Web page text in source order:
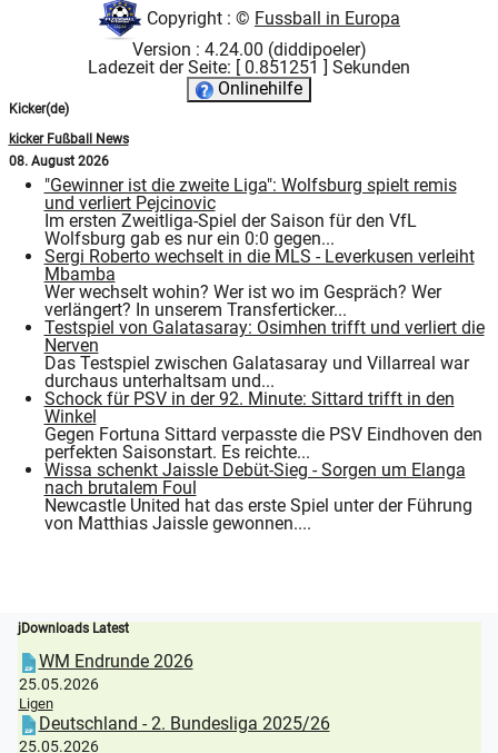
Copyright : © Fussball in Europa
Version : 4.24.00 (diddipoeler)
Ladezeit der Seite: [ 0.851251 ] Sekunden
Onlinehilfe
Kicker(de)
kicker Fußball News
08. August 2026
"Gewinner ist die zweite Liga": Wolfsburg spielt remis
und verliert Pejcinovic
Im ersten Zweitliga-Spiel der Saison für den VfL
Wolfsburg gab es nur ein 0:0 gegen...
Sergi Roberto wechselt in die MLS - Leverkusen verleiht
Mbamba
Wer wechselt wohin? Wer ist wo im Gespräch? Wer
verlängert? In unserem Transferticker...
Testspiel von Galatasaray: Osimhen trifft und verliert die
Nerven
Das Testspiel zwischen Galatasaray und Villarreal war
durchaus unterhaltsam und...
Schock für PSV in der 92. Minute: Sittard trifft in den
Winkel
Gegen Fortuna Sittard verpasste die PSV Eindhoven den
perfekten Saisonstart. Es reichte...
Wissa schenkt Jaissle Debüt-Sieg - Sorgen um Elanga
nach brutalem Foul
Newcastle United hat das erste Spiel unter der Führung
von Matthias Jaissle gewonnen....
jDownloads Latest
WM Endrunde 2026
25.05.2026
Ligen
Deutschland - 2. Bundesliga 2025/26
25.05.2026